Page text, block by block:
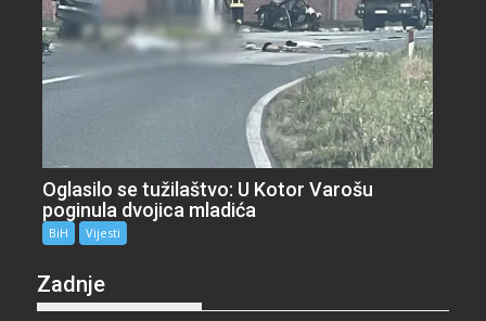
Oglasilo se tužilaštvo: U Kotor Varošu
poginula dvojica mladića
BiH Vijesti
Zadnje